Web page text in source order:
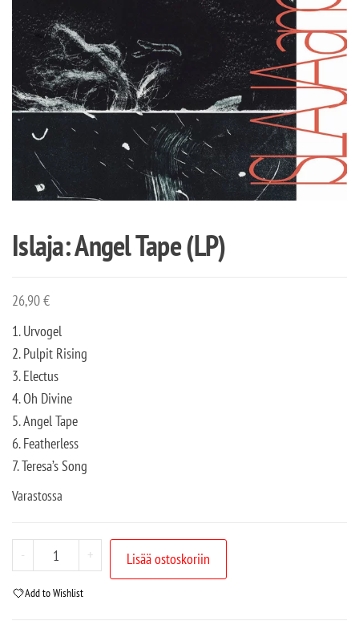
Islaja: Angel Tape (LP)
26,90€
1. Urvogel
2. Pulpit Rising
3. Electus
4. Oh Divine
5. Angel Tape
6. Featherless
7. Teresa’s Song
Varastossa
- + Lisää ostoskoriin
Add to Wishlist